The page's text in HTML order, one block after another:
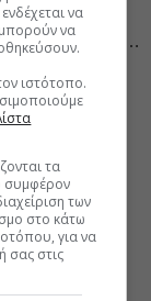
να έχει πλήρη
μπορούσαν να…
του
μίσθωσης
να
να
ιστότοπο.
τα
συμφέρον
των
στο κάτω
για να
σας στις